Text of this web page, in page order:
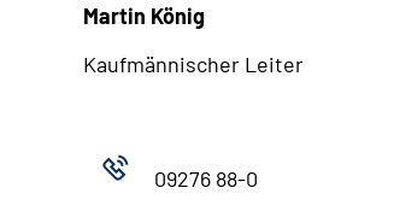
Martin König
Kaufmännischer Leiter
09276 88-0